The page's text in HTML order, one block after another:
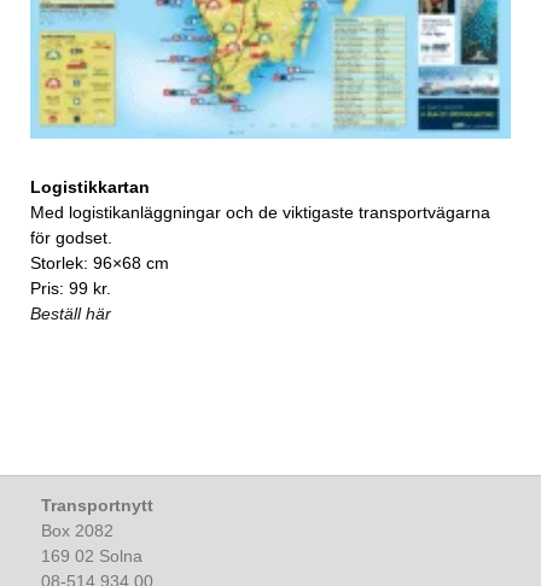
Logistikkartan
Med logistikanläggningar och de viktigaste transportvägarna
för godset.
Storlek: 96×68 cm
Pris: 99 kr.
Beställ här
Transportnytt
Box 2082
169 02 Solna
08-514 934 00